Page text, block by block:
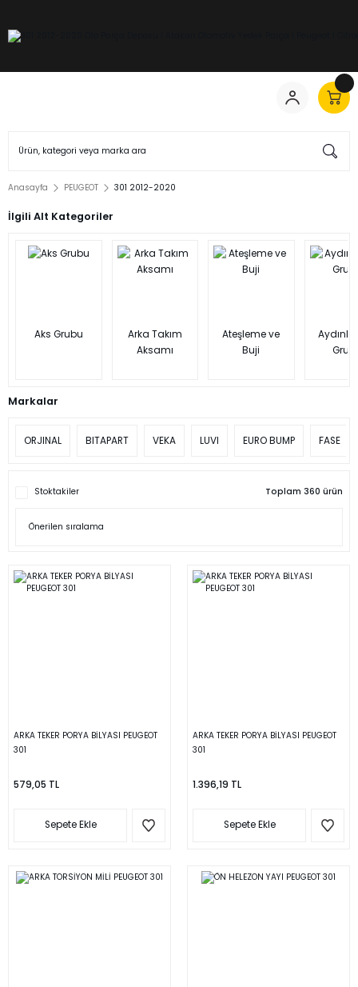
Anasayfa PEUGEOT 301 2012-2020
İlgili Alt Kategoriler
Aks Grubu
Arka Takım
Aksamı
Ateşleme ve
Buji
Markalar
ORJINAL BITAPART VEKA LUVI EURO BUMP FASE
Stoktakiler Toplam 360 ürün
ARKA TEKER PORYA BİLYASI PEUGEOT
301
579,05 TL
Sepete Ekle
ARKA TEKER PORYA BİLYASI PEUGEOT
301
1.396,19 TL
Sepete Ekle